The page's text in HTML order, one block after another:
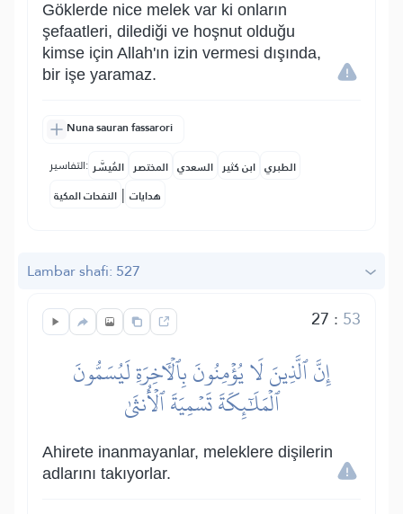
Göklerde nice melek var ki onların
şefaatleri, dilediği ve hoşnut olduğu
kimse için Allah'ın izin vermesi dışında,
bir işe yaramaz.
Nuna sauran fassarori
التفاسير: المُيسَّر المختصر السعدي ابن كثير الطبري
النفحات المكية | هدايات
Lambar shafi: 527
27 : 53
إِنَّ ٱلَّذِينَ لَا يُؤۡمِنُونَ بِٱلۡأٓخِرَةِ لَيُسَمُّونَ
ٱلۡمَلَٰٓئِكَةَ تَسۡمِيَةَ ٱلۡأُنثَىٰ
Ahirete inanmayanlar, meleklere dişilerin
adlarını takıyorlar.